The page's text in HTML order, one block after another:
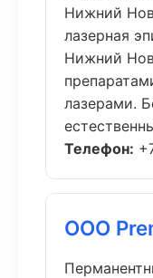
Нижний
лазерная
Нижний
лазерами.
Телефон:
ООО